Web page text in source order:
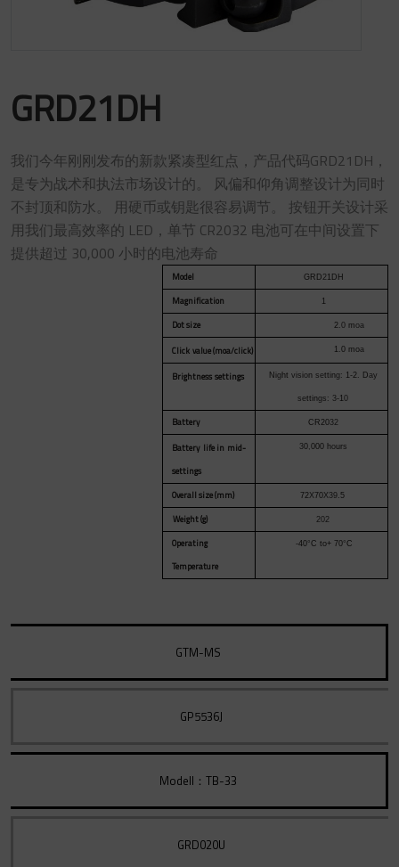
GRD21DH
我们今年刚刚发布的新款紧凑型红点，产品代码GRD21DH，
是专为战术和执法市场设计的。 风偏和仰角调整设计为同时
不封顶和防水。 用硬币或钥匙很容易调节。 按钮开关设计采
用我们最高效率的 LED，单节 CR2032 电池可在中间设置下
提供超过 30,000 小时的电池寿命
Model GRD2 1DH
Magnification 1
Dot size 2.0 moa
Click value (moa/click) 1.0 moa
Brightness settings Night vision setting: 1-2. Day
settings: 3-10
Battery CR2032
Battery life in mid-
settings
30,000 hours
Overall size (mm) 72X70X39.5
Weight (g) 202
Operating
Temperature
-40°C to+ 70°C
GTM-MS
GP5536J
Modell：TB-33
GRD020U